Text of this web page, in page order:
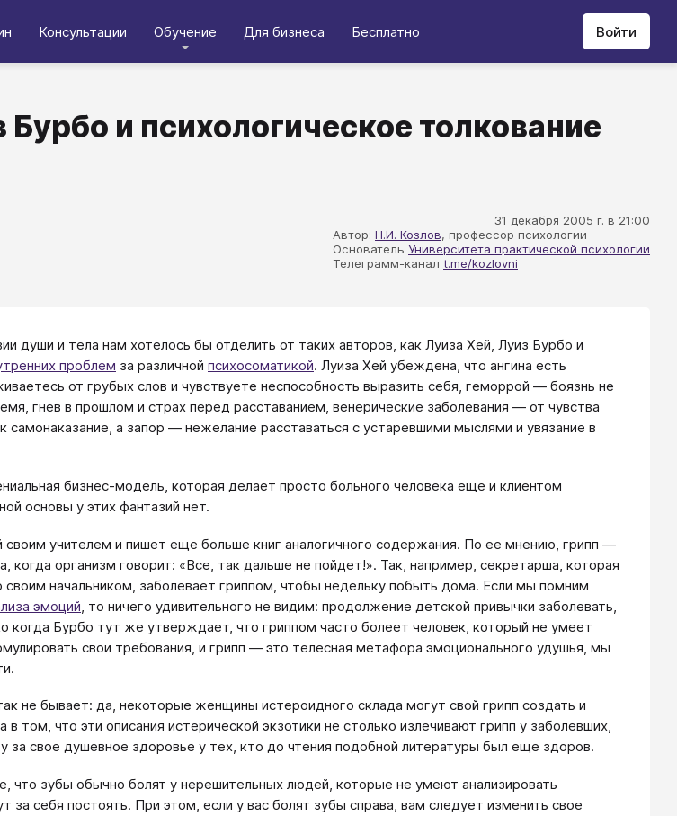
Консультации Обучение Для бизнеса Бесплатно Войти
и психологическое толкование
31 декабря 2005 г. в 21:00
Автор: Н.И. Козлов, профессор психологии
Основатель Университета практической психологии
Телеграмм-канал t.me/kozlovni
души и тела нам хотелось бы отделить от таких авторов, как Луиза Хей, Луиз Бурбо и
проблем за различной психосоматикой. Луиза Хей убеждена, что ангина есть
от грубых слов и чувствуете неспособность выразить себя, геморрой — боязнь не
гнев в прошлом и страх перед расставанием, венерические заболевания — от чувства
самонаказание, а запор — нежелание расставаться с устаревшими мыслями и увязание в
бизнес-модель, которая делает просто больного человека еще и клиентом
основы у этих фантазий нет.
своим учителем и пишет еще больше книг аналогичного содержания. По ее мнению, грипп —
когда организм говорит: «Все, так дальше не пойдет!». Так, например, секретарша, которая
начальником, заболевает гриппом, чтобы недельку побыть дома. Если мы помним
эмоций , то ничего удивительного не видим: продолжение детской привычки заболевать,
когда Бурбо тут же утверждает, что гриппом часто болеет человек, который не умеет
свои требования, и грипп — это телесная метафора эмоционального удушья, мы
не бывает: да, некоторые женщины истероидного склада могут свой грипп создать и
том, что эти описания истерической экзотики не столько излечивают грипп у заболевших,
за свое душевное здоровье у тех, кто до чтения подобной литературы был еще здоров.
что зубы обычно болят у нерешительных людей, которые не умеют анализировать
за себя постоять. При этом, если у вас болят зубы справа, вам следует изменить свое